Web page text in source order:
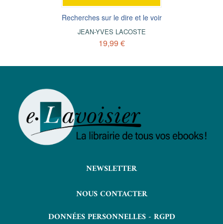
Recherches sur le dire et le voir
JEAN-YVES LACOSTE
19,99 €
NEWSLETTER
NOUS CONTACTER
DONNÉES PERSONNELLES - RGPD